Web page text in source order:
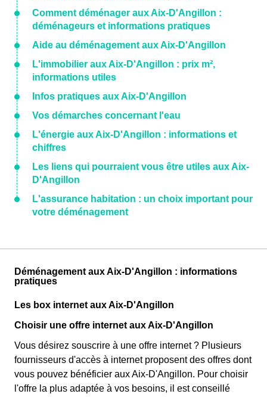
Comment déménager aux Aix-D'Angillon :
déménageurs et informations pratiques
Aide au déménagement aux Aix-D'Angillon
L'immobilier aux Aix-D'Angillon : prix m²,
informations utiles
Infos pratiques aux Aix-D'Angillon
Vos démarches concernant l'eau
L'énergie aux Aix-D'Angillon : informations et
chiffres
Les liens qui pourraient vous être utiles aux Aix-
D'Angillon
L'assurance habitation : un choix important pour
votre déménagement
Déménagement aux Aix-D'Angillon : informations
pratiques
Les box internet aux Aix-D'Angillon
Choisir une offre internet aux Aix-D'Angillon
Vous désirez souscrire à une offre internet ? Plusieurs
fournisseurs d'accès à internet proposent des offres dont
vous pouvez bénéficier aux Aix-D'Angillon. Pour choisir
l'offre la plus adaptée à vos besoins, il est conseillé